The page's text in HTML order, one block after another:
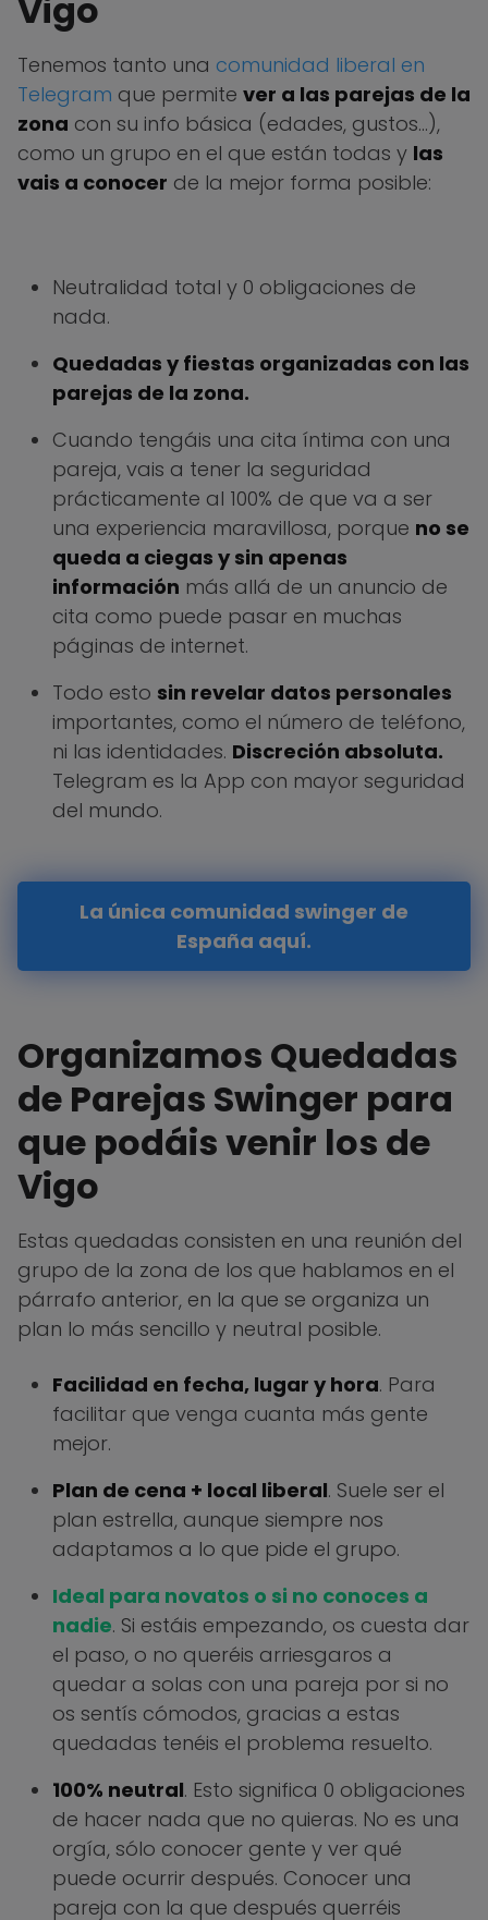
Vigo
Tenemos tanto una comunidad liberal en
Telegram que permite ver a las parejas de la
zona con su info básica (edades, gustos…),
como un grupo en el que están todas y las
vais a conocer de la mejor forma posible:
Neutralidad total y 0 obligaciones de
nada.
Quedadas y fiestas organizadas con las
parejas de la zona.
Cuando tengáis una cita íntima con una
pareja, vais a tener la seguridad
prácticamente al 100% de que va a ser
una experiencia maravillosa, porque no se
queda a ciegas y sin apenas
información más allá de un anuncio de
cita como puede pasar en muchas
páginas de internet.
Todo esto sin revelar datos personales
importantes, como el número de teléfono,
ni las identidades. Discreción absoluta.
Telegram es la App con mayor seguridad
del mundo.
La única comunidad swinger de
España aquí.
Organizamos Quedadas
de Parejas Swinger para
que podáis venir los de
Vigo
Estas quedadas consisten en una reunión del
grupo de la zona de los que hablamos en el
párrafo anterior, en la que se organiza un
plan lo más sencillo y neutral posible.
Facilidad en fecha, lugar y hora. Para
facilitar que venga cuanta más gente
mejor.
Plan de cena + local liberal. Suele ser el
plan estrella, aunque siempre nos
adaptamos a lo que pide el grupo.
Ideal para novatos o si no conoces a
nadie. Si estáis empezando, os cuesta dar
el paso, o no queréis arriesgaros a
quedar a solas con una pareja por si no
os sentís cómodos, gracias a estas
quedadas tenéis el problema resuelto.
100% neutral. Esto significa 0 obligaciones
de hacer nada que no quieras. No es una
orgía, sólo conocer gente y ver qué
puede ocurrir después. Conocer una
pareja con la que después querréis